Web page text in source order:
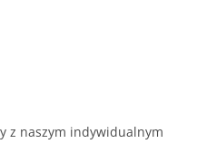
z naszym indywidualnym